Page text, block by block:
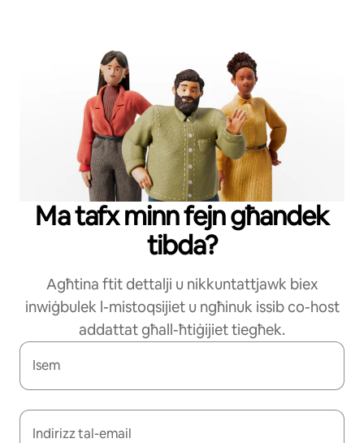
Ma tafx minn fejn għandek
tibda?
Agħtina ftit dettalji u nikkuntattjawk biex
inwiġbulek l-mistoqsijiet u ngħinuk issib co-host
addattat għall-ħtiġijiet tiegħek.
Isem
Indirizz tal-email